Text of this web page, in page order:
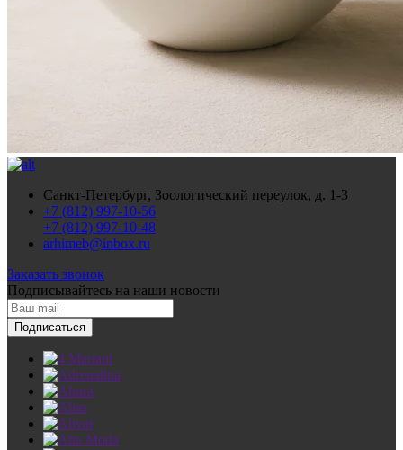
Санкт-Петербург, Зоологический переулок, д. 1-3
+7 (812) 997-10-56
+7 (812) 997-10-48
arhimeb@inbox.ru
Заказать звонок
Подписывайтесь на наши новости